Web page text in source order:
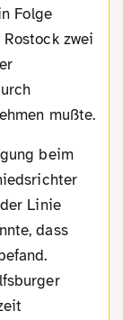
Folge
zwei
mußte.
Linie
dass